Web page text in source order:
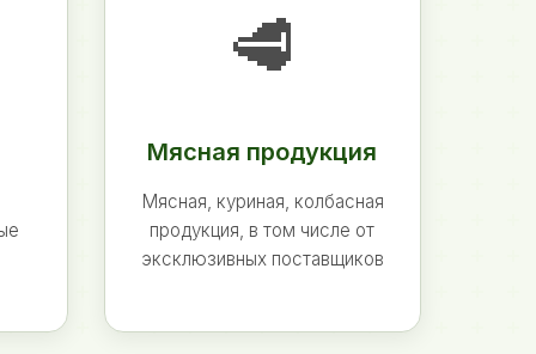
🥩
Мясная продукция
Мясная, куриная, колбасная
продукция, в том числе от
эксклюзивных поставщиков